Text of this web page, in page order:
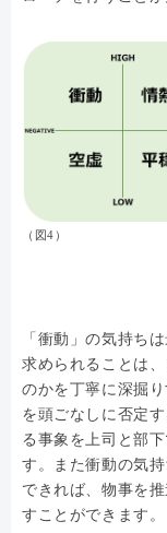
（図4）
「衝動」の気持ち
求められることは
のかを丁寧に深掘
を頭ごなしに否定
る事象を上司と部
す。また衝動の気
できれば、物事を
すことができます。